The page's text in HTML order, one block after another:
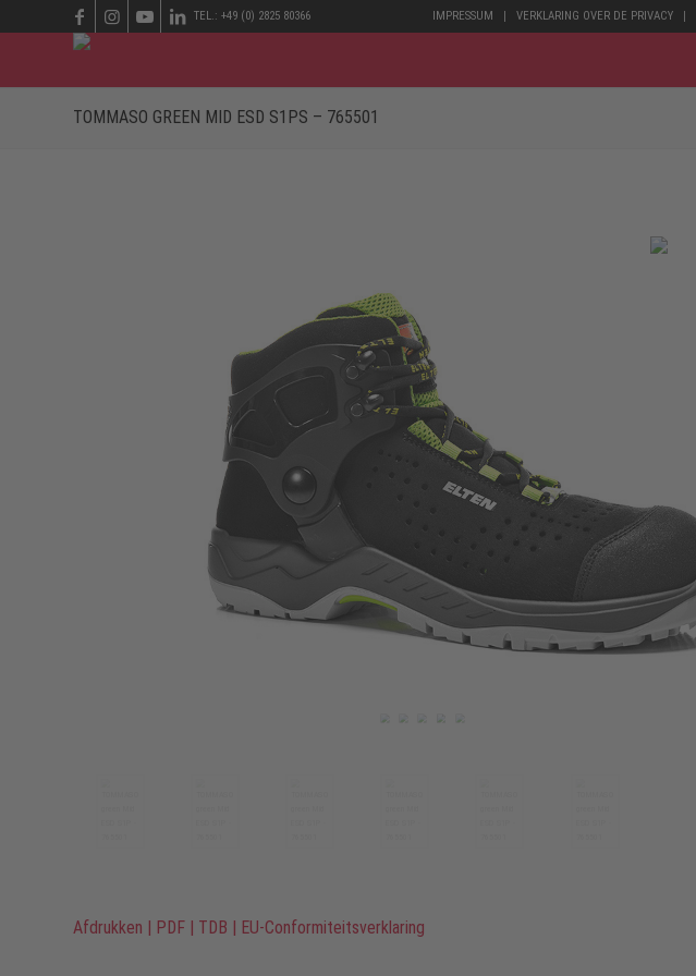
IMPRESSUM VERKLARING OVER DE PRIVACY
TEL.: +49 (0) 2825 80366
TOMMASO GREEN MID ESD S1PS – 765501
Afdrukken | PDF | TDB | EU-Conformiteitsverklaring